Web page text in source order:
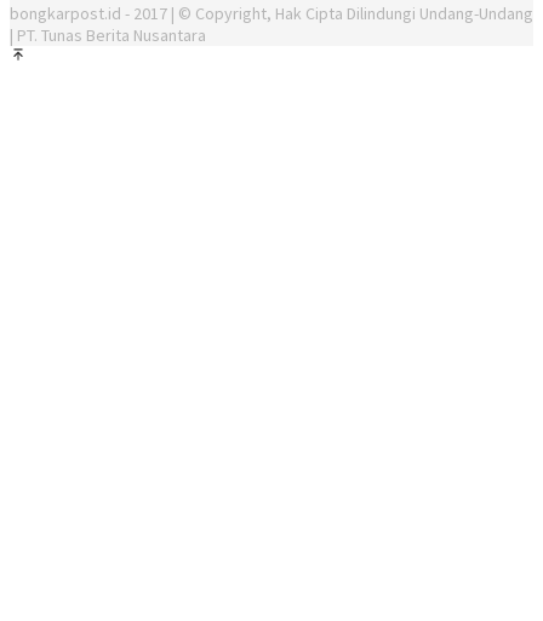
bongkarpost.id - 2017 | © Copyright, Hak Cipta Dilindungi Undang-Undang
| PT. Tunas Berita Nusantara